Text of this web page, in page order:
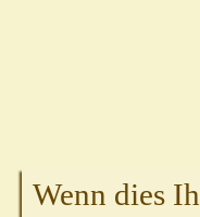
Wenn dies